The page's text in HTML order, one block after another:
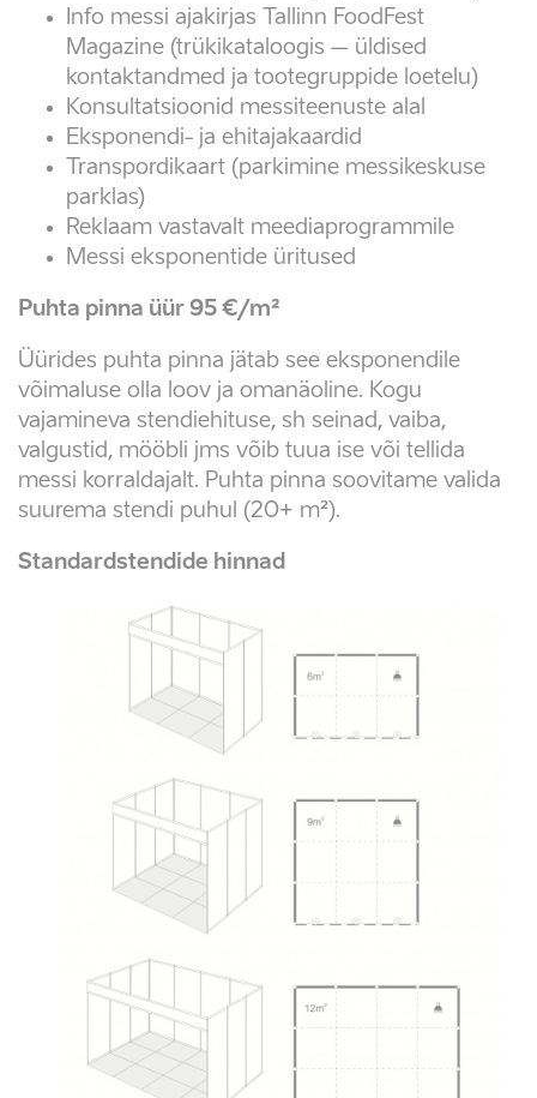
Info messi ajakirjas Tallinn FoodFest
Magazine (trükikataloogis – üldised
kontaktandmed ja tootegruppide loetelu)
Konsultatsioonid messiteenuste alal
Eksponendi- ja ehitajakaardid
Transpordikaart (parkimine messikeskuse
parklas)
Reklaam vastavalt meediaprogrammile
Messi eksponentide üritused
Puhta pinna üür 95 €/m²
Üürides puhta pinna jätab see eksponendile
võimaluse olla loov ja omanäoline. Kogu
vajamineva stendiehituse, sh seinad, vaiba,
valgustid, mööbli jms võib tuua ise või tellida
messi korraldajalt. Puhta pinna soovitame valida
suurema stendi puhul (20+ m²).
Standardstendide hinnad